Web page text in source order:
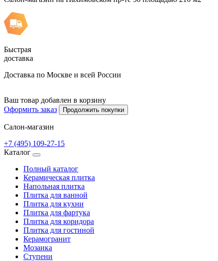
Быстрая
доставка
Доставка по Москве и всей России
Ваш товар добавлен в корзину
Оформить заказ
Продолжить покупки
Салон-магазин
+7 (495) 109-27-15
Каталог
Полный каталог
Керамическая плитка
Напольная плитка
Плитка для ванной
Плитка для кухни
Плитка для фартука
Плитка для коридора
Плитка для гостиной
Керамогранит
Мозаика
Ступени